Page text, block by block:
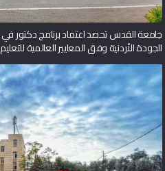
جامعة القدس تحصد اعتماد برنامج دكتور
الجودة الأردنية وفق المعايير العالمية